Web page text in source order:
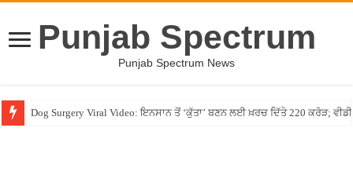
Punjab Spectrum
Punjab Spectrum News
Dog Surgery Viral Video: ਇਨਸਾਨ ਤੋਂ ‘ਕੁੱਤਾ’ ਬਣਨ ਲਈ ਖ਼ਰਚ ਦਿੱਤੇ 220 ਕਰੋੜ;
CM Joseph Vijay ਦਾ ਨਹੀਂ ਹੋਵੇਗਾ ਤਲਾਕ